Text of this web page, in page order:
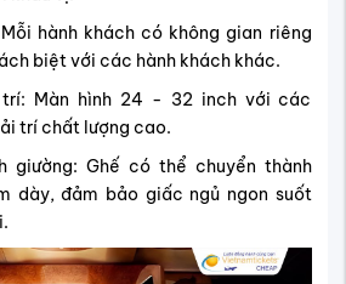
hành khách có không gian riêng
biệt với các hành khách khác.
trí: Màn hình 24 - 32 inch với các
trí chất lượng cao.
giường: Ghế có thể chuyển thành
dày, đảm bảo giấc ngủ ngon suốt